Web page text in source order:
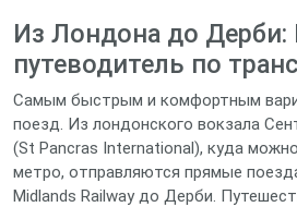
Из Лондона до Дерби:
путеводитель по
Самым быстрым и комфортным
поезд. Из лондонского вокзала
(St Pancras International), куда
метро, отправляются прямые
Midlands Railway до Дерби.